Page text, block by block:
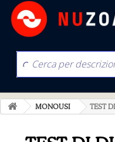
MONOUSI TEST